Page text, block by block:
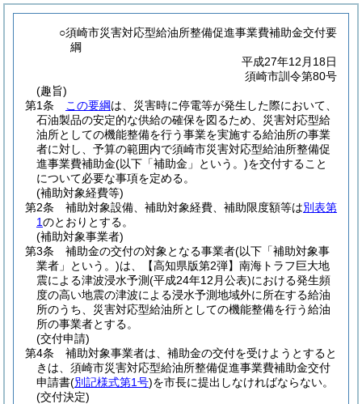
○須崎市災害対応型給油所整備促進事業費補助金交付要
綱
平成27年12月18日
須崎市訓令第80号
(趣旨)
第1条
この要綱は、災害時に停電等が発生した際において、
石油製品の安定的な供給の確保を図るため、災害対応型給
油所としての機能整備を行う事業を実施する給油所の事業
者に対し、予算の範囲内で須崎市災害対応型給油所整備促
進事業費補助金(以下「補助金」という。)を交付すること
について必要な事項を定める。
(補助対象経費等)
第2条
補助対象設備、補助対象経費、補助限度額等は別表第
1のとおりとする。
(補助対象事業者)
第3条
補助金の交付の対象となる事業者(以下「補助対象事
業者」という。)は、【高知県版第2弾】南海トラフ巨大地
震による津波浸水予測(平成24年12月公表)における発生頻
度の高い地震の津波による浸水予測地域外に所在する給油
所のうち、災害対応型給油所としての機能整備を行う給油
所の事業者とする。
(交付申請)
第4条
補助対象事業者は、補助金の交付を受けようとすると
きは、須崎市災害対応型給油所整備促進事業費補助金交付
申請書(別記様式第1号)を市長に提出しなければならない。
(交付決定)